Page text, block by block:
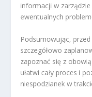
informacji w
ewentualnych
Podsumowując,
szczegółowo
zapoznać się z
ułatwi cały proces i
niespodzianek w